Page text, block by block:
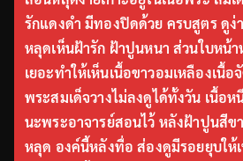
รักแดงดำ มีทองปิดด้วย ครบสูตร ดูง่
หลุดเห็นฝ้ารัก ฝ้าปูนหนา ส่วนใบหน้
เยอะทำให้เห็นเนื้อขาวอมเหลืองเนื้อ
พระสมเด็จวางไม่ลงดูได้ทั้งวัน เนื้อ
นะพระอาจารย์สอนไว้ หลังฝ้าปูนสีข
หลุด องค์นี้หลังทื่อ ส่องดูมีรอยยุบให้